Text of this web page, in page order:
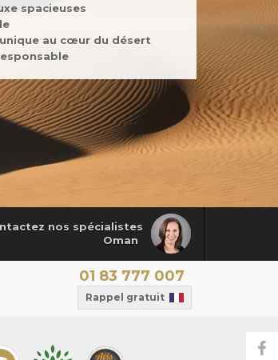
spacieuses
au cœur du désert
nos spécialistes
Oman
01 83 777 007
Rappel gratuit